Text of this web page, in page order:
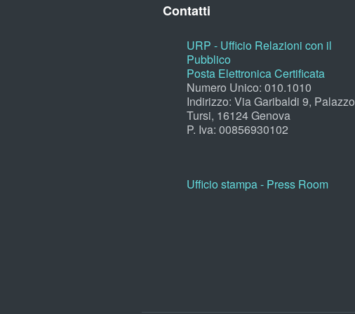
Contatti
URP - Ufficio Relazioni con il
Pubblico
Posta Elettronica Certificata
Numero Unico: 010.1010
Indirizzo: Via Garibaldi 9, Palazzo
Tursi, 16124 Genova
P. Iva: 00856930102
Ufficio stampa - Press Room